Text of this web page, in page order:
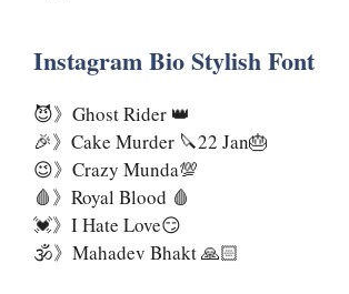
Instagram Bio Stylish Font
😈》Ghost Rider 👑
🎉》Cake Murder 🔪22 Jan🎂
😉》Crazy Munda💯
🩸》Royal Blood 🩸
💓》I Hate Love😏
🕉️》Mahadev Bhakt 🙏🏻